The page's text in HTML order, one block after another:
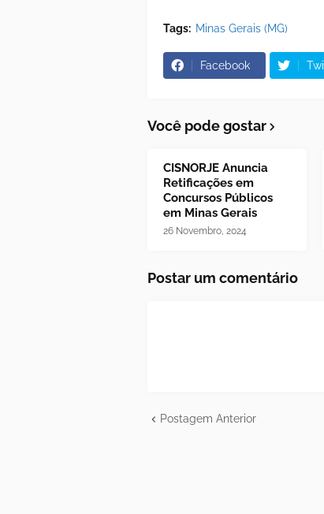
Tags: Minas Gerais (MG)
Facebook
Você pode gostar
CISNORJE Anuncia
Retificações em
Concursos Públicos
em Minas Gerais
26 Novembro, 2024
Postar um comentário
Postagem Anterior